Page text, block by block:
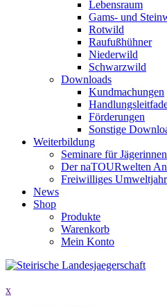
Lebensraum
Gams- und
Rotwild
Raufußhühner
Niederwild
Schwarzwild
Downloads
Kundmachungen
Förderungen
Sonstige
Weiterbildung
Seminare für
Der naTOURwelten
Freiwilliges Umweltjahr
News
Shop
Produkte
Warenkorb
Mein Konto
x